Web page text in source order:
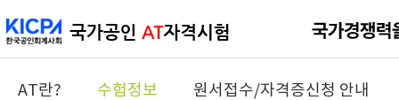
AT란? 수험정보 원서접수/자격증신청 안내